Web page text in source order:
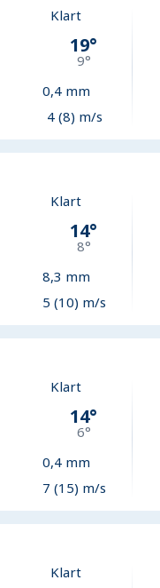
Klart
19°
9°
0,4mm
4 (8) m/s
Klart
14°
8°
8,3 mm
5 (10) m/s
Klart
14°
6°
0,4mm
7 (15) m/s
Klart